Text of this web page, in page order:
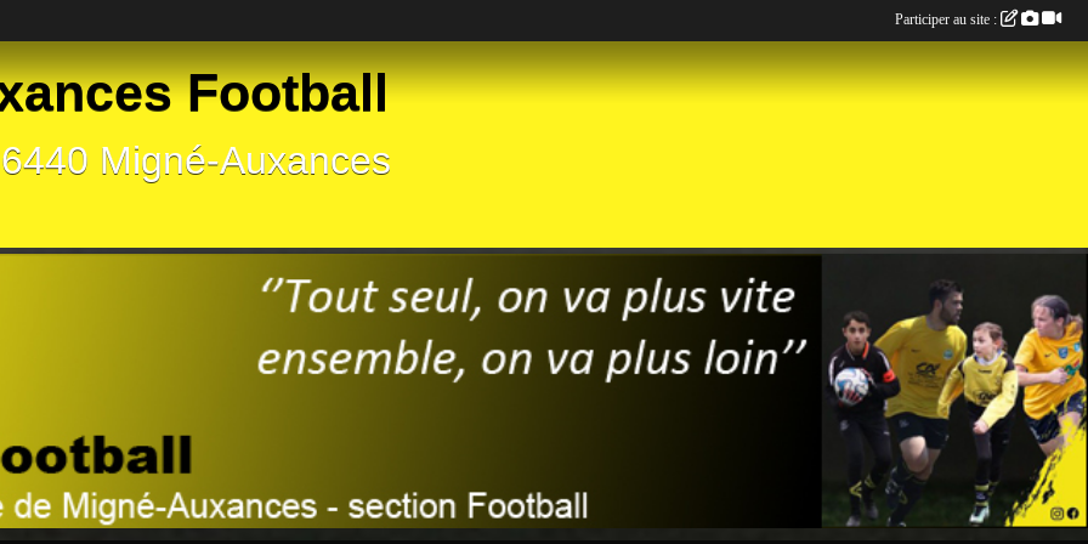
Football
Migné-Auxances
Participer au site :